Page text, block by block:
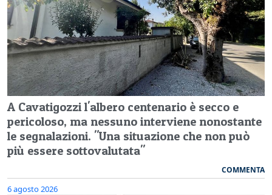
A Cavatigozzi l'albero centenario è secco e
pericoloso, ma nessuno interviene nonostante
le segnalazioni. "Una situazione che non può
più essere sottovalutata"
COMMENTA
6 agosto 2026